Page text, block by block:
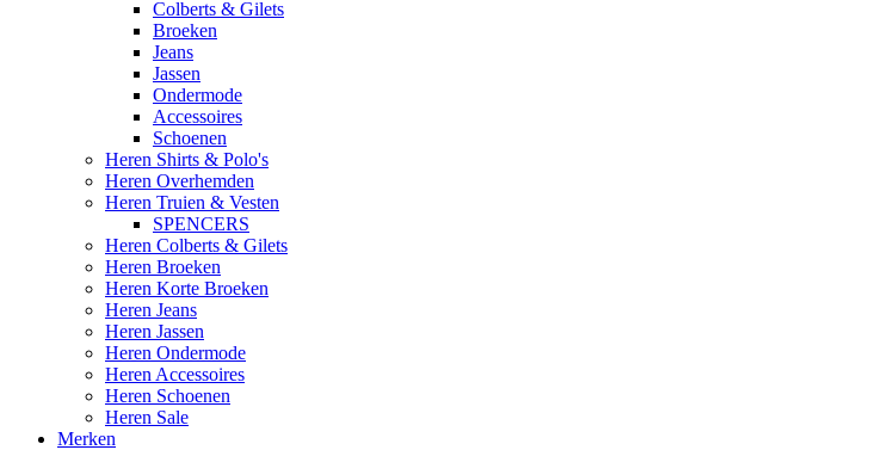
Colberts & Gilets
Broeken
Jeans
Jassen
Ondermode
Accessoires
Schoenen
Heren Shirts & Polo's
Heren Overhemden
Heren Truien & Vesten
SPENCERS
Heren Colberts & Gilets
Heren Broeken
Heren Korte Broeken
Heren Jeans
Heren Jassen
Heren Ondermode
Heren Accessoires
Heren Schoenen
Heren Sale
Merken